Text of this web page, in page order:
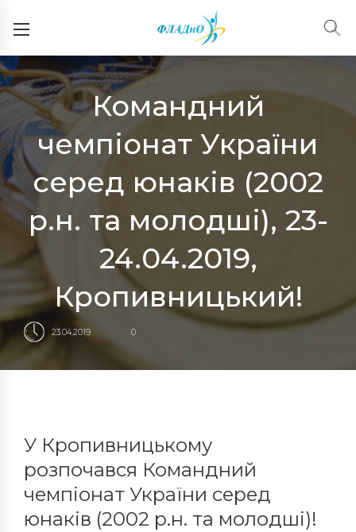
Командний
чемпіонат України
серед юнаків (2002
р.н. та молодші), 23-
24.04.2019,
Кропивницький!
23.04.2019 0
У Кропивницькому
розпочався Командний
чемпіонат України серед
юнаків (2002 р.н. та молодші)!